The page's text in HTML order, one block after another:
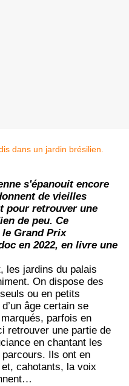
s'épanouit encore
de vieilles
pour retrouver une
de peu. Ce
Grand Prix
en 2022, en livre une
les jardins du palais
On dispose des
ou en petits
âge certain se
parfois en
retrouver une partie de
en chantant les
Ils ont en
cahotants, la voix